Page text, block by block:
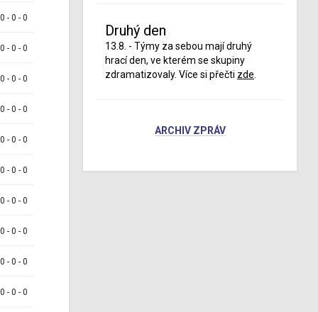
- 0 - 0
- 0 - 0
- 0 - 0
- 0 - 0
- 0 - 0
- 0 - 0
- 0 - 0
- 0 - 0
- 0 - 0
- 0 - 0
Druhý den
13.8. - Týmy za sebou mají druhý
hrací den, ve kterém se skupiny
zdramatizovaly. Více si přečti zde
ARCHIV ZPRÁV